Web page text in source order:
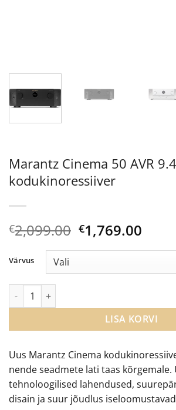
Marantz Cinema 50 AVR
kodukinoressiiver
€2,099.00 Algne
hind
€2,099.00.
€1,769.00
Uus Marantz Cinema
nende seadmete lati taas kõrgemale.
tehnoloogilised lahendused,
disain ja suur jõudlus
Värvus
Marantz Cinema 50 AVR 9.4 kanaliga
LISA KORVI